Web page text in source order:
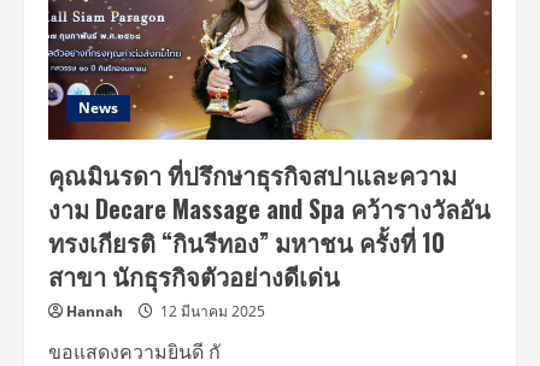
News
คุณมินรดา ที่ปรึกษาธุรกิจสปาและความ
งาม Decare Massage and Spa คว้ารางวัลอัน
ทรงเกียรติ “กินรีทอง” มหาชน ครั้งที่ 10
สาขา นักธุรกิจตัวอย่างดีเด่น
Hannah 12 มีนาคม 2025
ขอแสดงความยินดี กั